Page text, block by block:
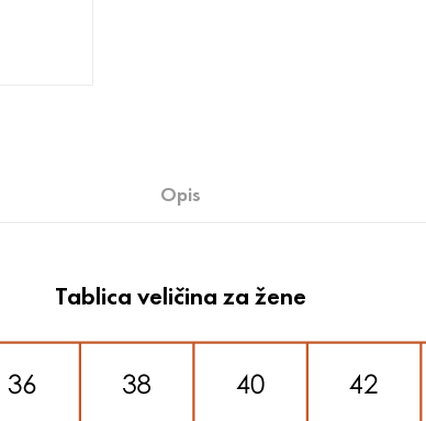
Opis
Tablica veličina za žene